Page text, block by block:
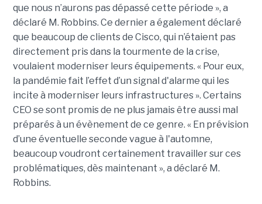
que nous n’aurons pas dépassé cette période », a
déclaré M. Robbins. Ce dernier a également déclaré
que beaucoup de clients de Cisco, qui n’étaient pas
directement pris dans la tourmente de la crise,
voulaient moderniser leurs équipements. « Pour eux,
la pandémie fait l’effet d’un signal d'alarme qui les
incite à moderniser leurs infrastructures ». Certains
CEO se sont promis de ne plus jamais être aussi mal
préparés à un évènement de ce genre. « En prévision
d’une éventuelle seconde vague à l'automne,
beaucoup voudront certainement travailler sur ces
problématiques, dès maintenant », a déclaré M.
Robbins.